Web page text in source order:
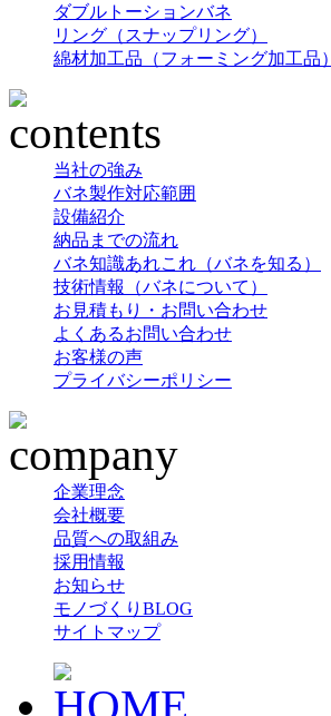
ダブルトーションバネ
リング（スナップリング）
綿材加工品（フォーミング加工品）
当社の強み
バネ製作対応範囲
設備紹介
納品までの流れ
バネ知識あれこれ（バネを知る）
技術情報（バネについて）
お見積もり・お問い合わせ
よくあるお問い合わせ
お客様の声
プライバシーポリシー
企業理念
会社概要
品質への取組み
採用情報
お知らせ
モノづくりBLOG
サイトマップ